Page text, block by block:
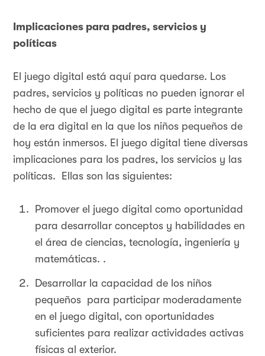
Implicaciones para padres, servicios y
políticas
El juego digital está aquí para quedarse. Los
padres, servicios y políticas no pueden ignorar el
hecho de que el juego digital es parte integrante
de la era digital en la que los niños pequeños de
hoy están inmersos. El juego digital tiene diversas
implicaciones para los padres, los servicios y las
políticas. Ellas son las siguientes:
Promover el juego digital como oportunidad
para desarrollar conceptos y habilidades en
el área de ciencias, tecnología, ingeniería y
matemáticas. .
Desarrollar la capacidad de los niños
pequeños para participar moderadamente
en el juego digital, con oportunidades
suficientes para realizar actividades activas
físicas al exterior.